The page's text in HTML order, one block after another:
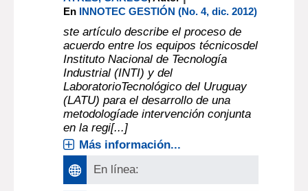
En INNOTEC GESTIÓN (No. 4, dic. 2012)
ste artículo describe el proceso de
acuerdo entre los equipos técnicosdel
Instituto Nacional de Tecnología
Industrial (INTI) y del
LaboratorioTecnológico del Uruguay
(LATU) para el desarrollo de una
metodologíade intervención conjunta
en la regi[...]
Más información...
En línea: